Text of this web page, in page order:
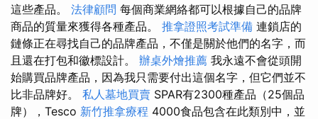
這些產品。 法律顧問 每個商業網絡都可以根據自己的品牌
商品的質量來獲得各種產品。 推拿證照考試準備 連鎖店的
鏈條正在尋找自己的品牌產品，不僅是關於他們的名字，而
且還在打包和徽標設計。 辦桌外燴推薦 我永遠不會從頭開
始購買品牌產品，因為我只需要付出這個名字，但它們並不
比非品牌好。 私人墓地買賣 SPAR有2300種產品（25個品
牌），Tesco 新竹推拿療程 4000食品包含在此類別中，並